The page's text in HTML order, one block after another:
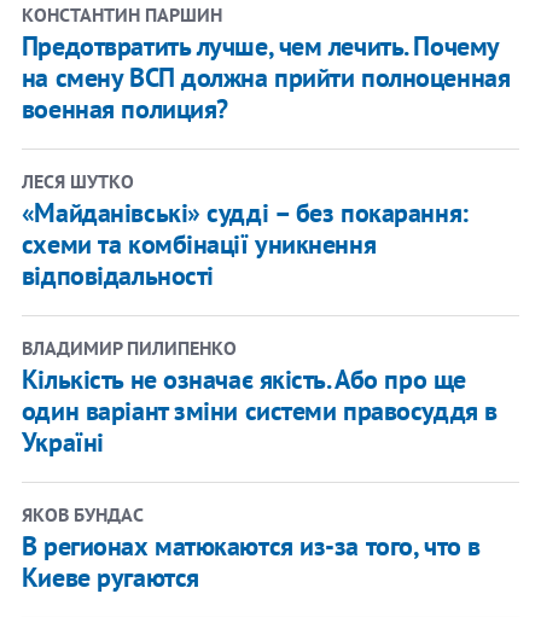
КОНСТАНТИН ПАРШИН
Предотвратить лучше, чем лечить. Почему
на смену ВСП должна прийти полноценная
военная полиция?
ЛЕСЯ ШУТКО
«Майданівські» судді – без покарання:
схеми та комбінації уникнення
відповідальності
ВЛАДИМИР ПИЛИПЕНКО
Кількість не означає якість. Або про ще
один варіант зміни системи правосуддя в
Україні
ЯКОВ БУНДАС
В регионах матюкаются из-за того, что в
Киеве ругаются